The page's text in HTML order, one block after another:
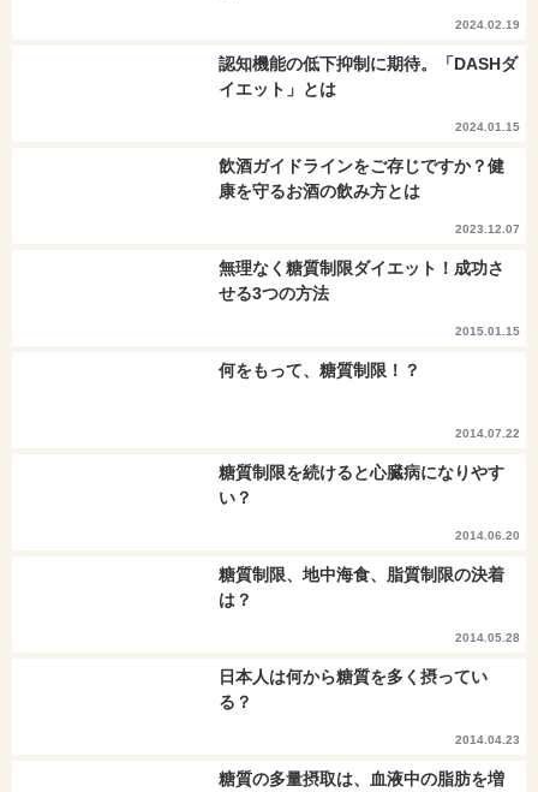
2024.02.19
認知機能の低下抑制に期待。「DASHダ
イエット」とは
2024.01.15
飲酒ガイドラインをご存じですか？健
康を守るお酒の飲み方とは
2023.12.07
無理なく糖質制限ダイエット！成功さ
せる3つの方法
2015.01.15
何をもって、糖質制限！？
2014.07.22
糖質制限を続けると心臓病になりやす
い？
2014.06.20
糖質制限、地中海食、脂質制限の決着
は？
2014.05.28
日本人は何から糖質を多く摂ってい
る？
2014.04.23
糖質の多量摂取は、血液中の脂肪を増